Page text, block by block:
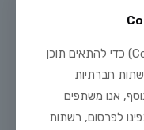
אנו משתמשים בקובצי עוגיות (Cookies) כדי להתאים תוכן
חברתיות
אנו משתפים
לפרסום, רשתות